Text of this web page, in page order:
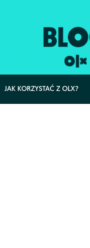
JAK KORZYSTAĆ Z OLX?